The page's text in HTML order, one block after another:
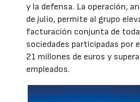
y la defensa. La operación,
de julio, permite al grupo
facturación conjunta de
sociedades participadas por
21 millones de euros y
empleados.